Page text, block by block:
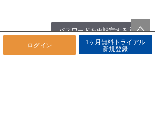
パスワードを再設定する方法
海快晴 利用規約
ログイン 1ヶ月無料トライアル
新規登録